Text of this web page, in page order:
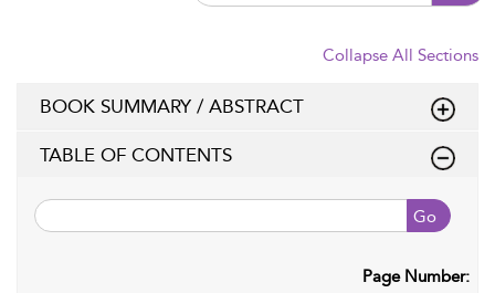
Collapse All Sections
BOOK SUMMARY / ABSTRACT
TABLE OF CONTENTS
Go
Page Number: